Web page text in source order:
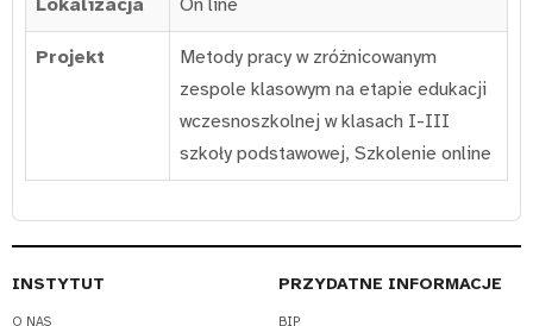
Lokalizacja On line
Projekt
Metody pracy w zróżnicowanym
zespole klasowym na etapie edukacji
wczesnoszkolnej w klasach I-III
szkoły podstawowej, Szkolenie online
INSTYTUT
O NAS
PRZYDATNE INFORMACJE
BIP